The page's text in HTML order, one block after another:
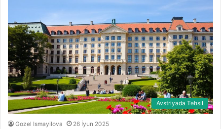
Avstriyada Təhsil
Gozel Ismayilova 26 İyun 2025